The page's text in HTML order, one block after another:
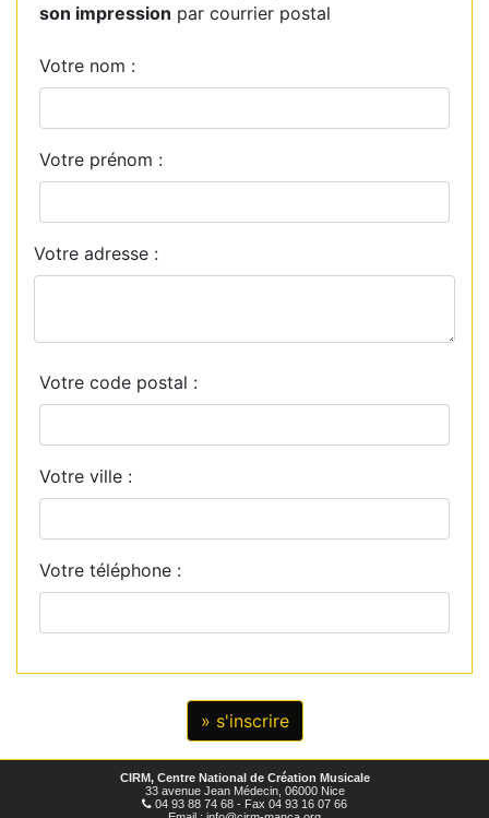
son impression par courrier postal
Votre nom :
Votre prénom :
Votre adresse :
Votre code postal :
Votre ville :
Votre téléphone :
CIRM, Centre National de Création Musicale
33 avenue Jean Médecin, 06000 Nice
04 93 88 74 68 - Fax 04 93 16 07 66